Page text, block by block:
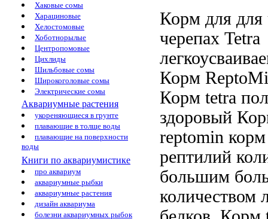
Хаковые сомы
Харациновые
Хелостомовые
Хоботнорылые
Центропомовые
Цихлиды
Шильбовые сомы
Широкоголовые сомы
Электрические сомы
Аквариумные растения
укореняющиеся в грунте
плавающие в толще воды
плавающие на поверхности
воды
Книги по аквариумистике
про аквариум
аквариумные рыбки
аквариумные растения
дизайн аквариума
болезни аквариумных рыбок
Корм для для
черепах Tetra
Корм
Корм tetra
здоровый
reptomin
рептилий
большим
количеством